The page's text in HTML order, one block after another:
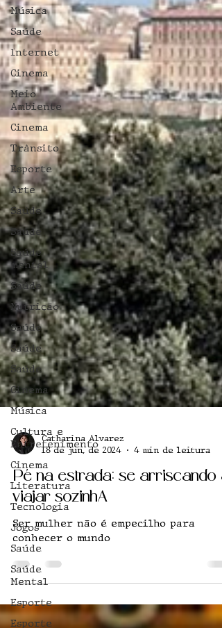
Música
Saúde
Internet
Cinema
Meio
Ambiente
Cinema
Trânsito
Esporte
Arte
Saúde
Saúde
Saúde
mental
Saúde
Nutrição
Saúde
Saúde
Saúde
Cinema
Música
Cultura e
Entretenimento
Cinema
Literatura
Tecnologia
Jogos
Saúde
Saúde
Mental
Esporte
Esporte
Catharina Alvarez
18 de jun. de 2024
4 min de leitura
Pé na estrada: se arriscando a
viajar sozinhA
Ser mulher não é empecilho para
conhecer o mundo